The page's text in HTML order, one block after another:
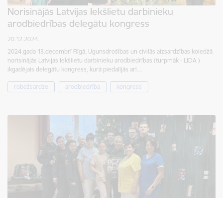
Norisinājās Latvijas Iekšlietu darbinieku
arodbiedrības delegātu kongress
20.12.2024.
2024.gada 13.decembrī Rīgā, Ugunsdrošības un civilās aizsardzības koledžā
norisinājās Latvijas Iekšlietu darbinieku arodbiedrības (turpmāk - LIDA )
ikgadējais delegātu kongress, kurā piedalījās arī…
robežsardze arodbiedrība kongress